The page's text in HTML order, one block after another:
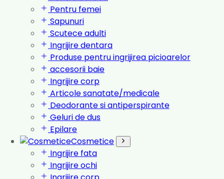
Pentru femei
Sapunuri
Scutece adulti
Ingrijire dentara
Produse pentru ingrijirea picioarelor
accesorii baie
Ingrijire corp
Articole sanatate/medicale
Deodorante si antiperspirante
Geluri de dus
Epilare
Cosmetice
Ingrijire fata
Ingrijire ochi